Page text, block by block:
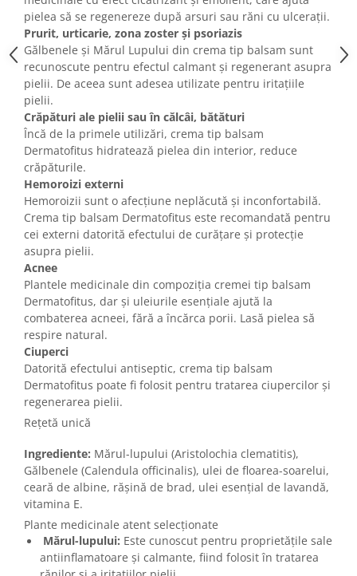
pielea să se regenereze după arsuri sau răni cu ulcerații.
Prurit, urticarie, zona zoster și psoriazis
Gălbenele și Mărul Lupului din crema tip balsam sunt
recunoscute pentru efectul calmant și regenerant asupra
pielii. De aceea sunt adesea utilizate pentru iritațiile
pielii.
Crăpături ale pielii sau în călcâi, bătături
Încă de la primele utilizări, crema tip balsam
Dermatofitus hidratează pielea din interior, reduce
crăpăturile.
Hemoroizi externi
Hemoroizii sunt o afecțiune neplăcută și inconfortabilă.
Crema tip balsam Dermatofitus este recomandată pentru
cei externi datorită efectului de curățare și protecție
asupra pielii.
Acnee
Plantele medicinale din compoziția cremei tip balsam
Dermatofitus, dar și uleiurile esențiale ajută la
combaterea acneei, fără a încărca porii. Lasă pielea să
respire natural.
Ciuperci
Datorită efectului antiseptic, crema tip balsam
Dermatofitus poate fi folosit pentru tratarea ciupercilor și
regenerarea pielii.
Rețetă unică
Ingrediente: Mărul-lupului (Aristolochia clematitis),
Gălbenele (Calendula officinalis), ulei de floarea-soarelui,
ceară de albine, rășină de brad, ulei esențial de lavandă,
vitamina E.
Plante medicinale atent selecționate
Mărul-lupului: Este cunoscut pentru proprietățile sale
antiinflamatoare și calmante, fiind folosit în tratarea